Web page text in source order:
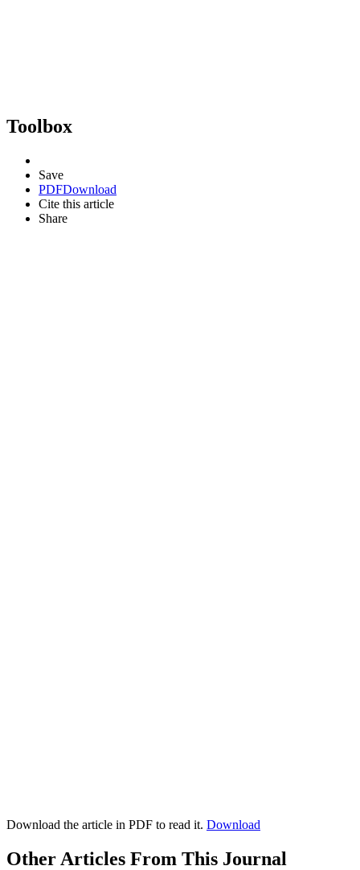
Toolbox
Save
PDFDownload
Cite this article
Share
Download the article in PDF to read it. Download
Other Articles From This Journal